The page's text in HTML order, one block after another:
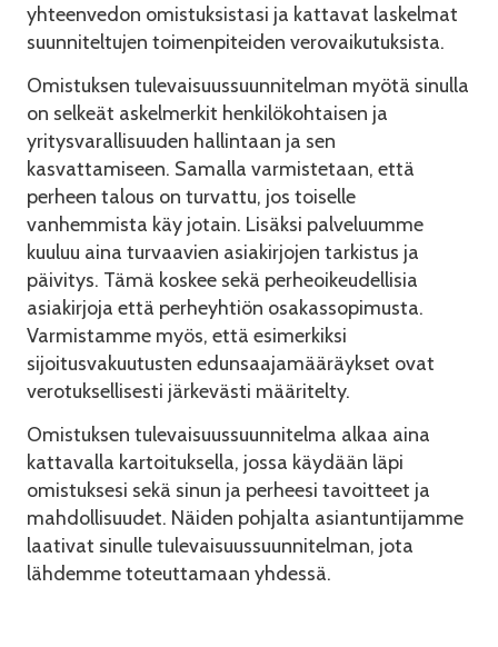
yhteenvedon omistuksistasi ja kattavat laskelmat
suunniteltujen toimenpiteiden verovaikutuksista.
Omistuksen tulevaisuussuunnitelman myötä sinulla
on selkeät askelmerkit henkilökohtaisen ja
yritysvarallisuuden hallintaan ja sen
kasvattamiseen. Samalla varmistetaan, että
perheen talous on turvattu, jos toiselle
vanhemmista käy jotain. Lisäksi palveluumme
kuuluu aina turvaavien asiakirjojen tarkistus ja
päivitys. Tämä koskee sekä perheoikeudellisia
asiakirjoja että perheyhtiön osakassopimusta.
Varmistamme myös, että esimerkiksi
sijoitusvakuutusten edunsaajamääräykset ovat
verotuksellisesti järkevästi määritelty.
Omistuksen tulevaisuussuunnitelma alkaa aina
kattavalla kartoituksella, jossa käydään läpi
omistuksesi sekä sinun ja perheesi tavoitteet ja
mahdollisuudet. Näiden pohjalta asiantuntijamme
laativat sinulle tulevaisuussuunnitelman, jota
lähdemme toteuttamaan yhdessä.